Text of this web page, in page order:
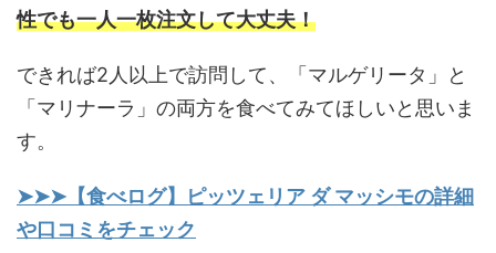
性でも一人一枚注文して大丈夫！
できれば2人以上で訪問して、「マルゲリータ」と
「マリナーラ」の両方を食べてみてほしいと思いま
す。
➤➤➤【食べログ】ピッツェリア ダ マッシモの詳細
や口コミをチェック